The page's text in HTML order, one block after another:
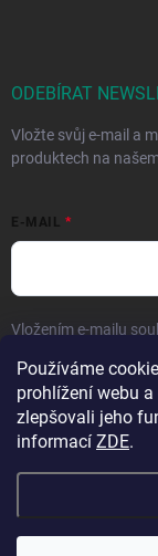
Používáme
prohlížení webu
zlepšovali jeho
informací ZDE.
ODEBÍRAT
Vložte svůj e-mail a
produktech na
E-MAIL
Vložením e-mailu
Přihlásit se
Copyright 2026